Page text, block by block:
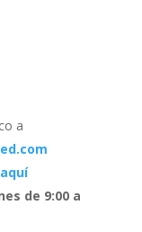
a
de 9:00 a